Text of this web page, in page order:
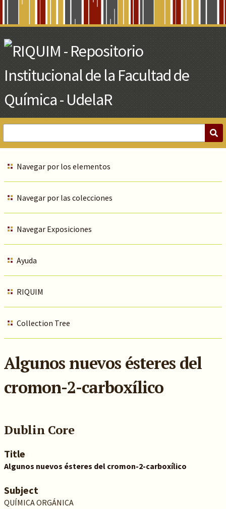
Main
Content
Navegar por los elementos
Navegar por las colecciones
Navegar Exposiciones
Ayuda
RIQUIM
Collection Tree
Algunos nuevos ésteres del
cromon-2-carboxílico
Dublin Core
Title
Algunos nuevos ésteres del cromon-2-carboxílico
Subject
QUÍMICA ORGÁNICA